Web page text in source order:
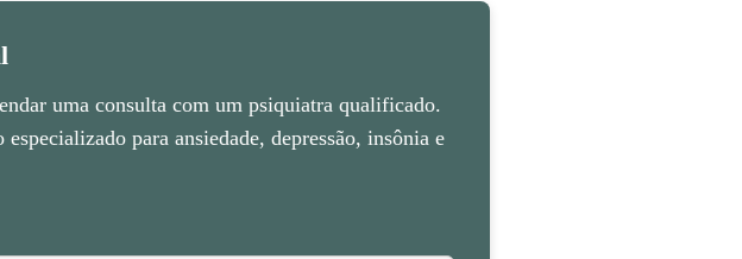
uma consulta com um psiquiatra qualificado.
para ansiedade, depressão, insônia e